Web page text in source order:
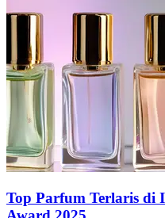
Top Parfum Terlaris di